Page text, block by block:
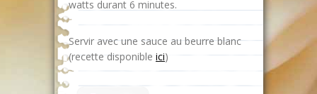
watts durant 6 minutes.
Servir avec une sauce au beurre blanc
(recette disponible ici)